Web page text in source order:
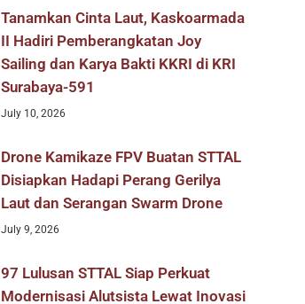
Tanamkan Cinta Laut, Kaskoarmada
II Hadiri Pemberangkatan Joy
Sailing dan Karya Bakti KKRI di KRI
Surabaya-591
July 10, 2026
Drone Kamikaze FPV Buatan STTAL
Disiapkan Hadapi Perang Gerilya
Laut dan Serangan Swarm Drone
July 9, 2026
97 Lulusan STTAL Siap Perkuat
Modernisasi Alutsista Lewat Inovasi